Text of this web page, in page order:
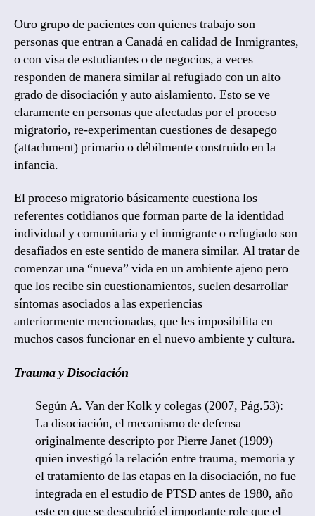
Otro grupo de pacientes con quienes trabajo son
personas que entran a Canadá en calidad de Inmigrantes,
o con visa de estudiantes o de negocios, a veces
responden de manera similar al refugiado con un alto
grado de disociación y auto aislamiento. Esto se ve
claramente en personas que afectadas por el proceso
migratorio, re-experimentan cuestiones de desapego
(attachment) primario o débilmente construido en la
infancia.
El proceso migratorio básicamente cuestiona los
referentes cotidianos que forman parte de la identidad
individual y comunitaria y el inmigrante o refugiado son
desafiados en este sentido de manera similar. Al tratar de
comenzar una “nueva” vida en un ambiente ajeno pero
que los recibe sin cuestionamientos, suelen desarrollar
síntomas asociados a las experiencias
anteriormente mencionadas, que les imposibilita en
muchos casos funcionar en el nuevo ambiente y cultura.
Trauma y Disociación
Según A. Van der Kolk y colegas (2007, Pág.53):
La disociación, el mecanismo de defensa
originalmente descripto por Pierre Janet (1909)
quien investigó la relación entre trauma, memoria y
el tratamiento de las etapas en la disociación, no fue
integrada en el estudio de PTSD antes de 1980, año
este en que se descubrió el importante role que el